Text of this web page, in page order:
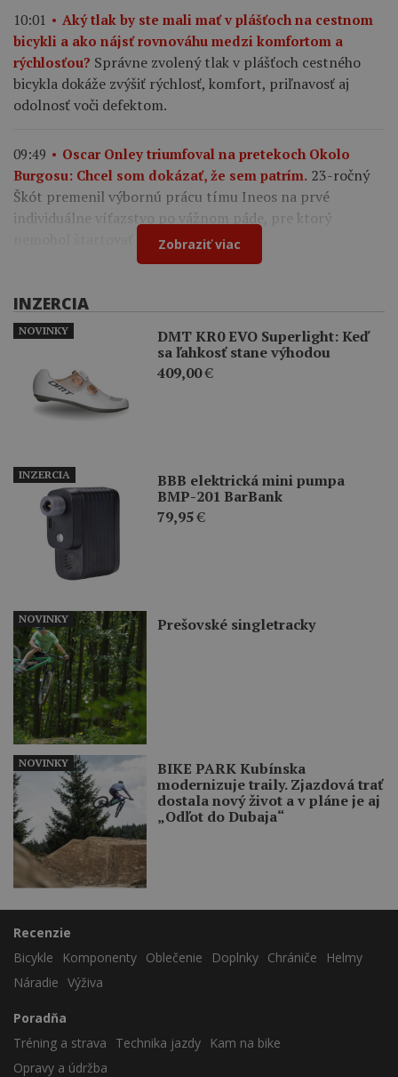
10:01
Aký tlak by ste mali mať v plášťoch na cestnom
bicykli a ako nájsť rovnováhu medzi komfortom a
rýchlosťou? Správne zvolený tlak v plášťoch cestného
bicykla dokáže zvýšiť rýchlosť, komfort, priľnavosť aj
odolnosť voči defektom.
09:49
Oscar Onley triumfoval na pretekoch Okolo
Burgosu: Chcel som dokázať, že sem patrím. 23-ročný
Škót premenil výbornú prácu tímu Ineos na prvé
individuálne víťazstvo po vážnom páde, pre ktorý
nemohol štartovať na Tour de France.
Zobraziť viac
INZERCIA
DMT KR0 EVO Superlight: Keď
sa ľahkosť stane výhodou
409,00€
NOVINKY
BBB elektrická mini pumpa
BMP-201 BarBank
79,95€
INZERCIA
Prešovské singletracky
NOVINKY
BIKE PARK Kubínska
modernizuje traily. Zjazdová trať
dostala nový život a v pláne je aj
„Odľot do Dubaja“
NOVINKY
Recenzie
Bicykle
Komponenty Oblečenie Doplnky Chrániče
Helmy
Náradie Výživa
Poradňa
Tréning a strava
Technika jazdy
Kam na bike
Opravy a údržba